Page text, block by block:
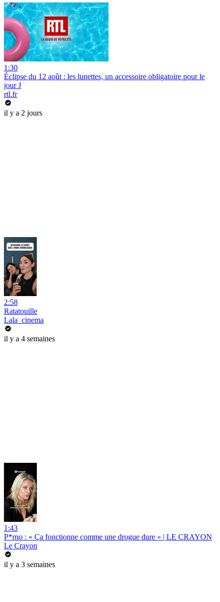
1:30
Éclipse du 12 août : les lunettes, un accessoire obligatoire pour le
jour J
rtl.fr
il y a 2 jours
2:58
Ratatouille
Lala_cinema
il y a 4 semaines
1:43
P*rno : « Ça fonctionne comme une drogue dure » | LE CRAYON
Le Crayon
il y a 3 semaines